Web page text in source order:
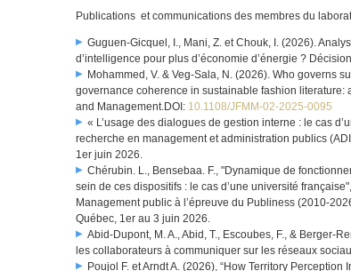
Publications et communications des membres du
Guguen-Gicquel, I., Mani, Z. et Chouk, I. (2026).
d’intelligence pour plus d’économie d’énergie ?
Mohammed, V. & Veg-Sala, N. (2026). Who governs
governance coherence in sustainable fashion literature:
and Management.DOI: 10.1108/JFMM-02-2025-0095
« L’usage des dialogues de gestion interne : le cas
recherche en management et administration publics
1er juin 2026.
Chérubin. L., Bensebaa. F., "Dynamique de
sein de ces dispositifs : le cas d’une université
Management public à l’épreuve du Publiness (2010-
Québec, 1er au 3 juin 2026.
Abid-Dupont, M. A., Abid, T., Escoubes, F., & Berger-
les collaborateurs à communiquer sur les réseaux
Poujol F. et Arndt A. (2026), “How Territory